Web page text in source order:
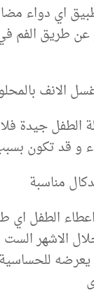
اي دواء
الانف
الطفل جيدة
و قد تكون
مناسبة
الطفل اي
الاشهر الست